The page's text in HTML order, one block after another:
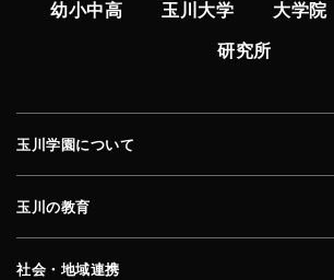
幼小中高 玉川大学 大学院
研究所
玉川学園について
玉川の教育
社会・地域連携